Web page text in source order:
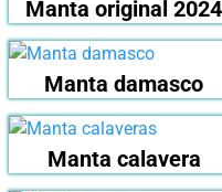
Manta original 2024
Manta damasco
Manta calavera